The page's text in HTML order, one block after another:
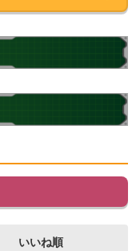
いいね順